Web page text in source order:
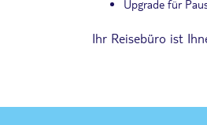
Upgrade für
Ihr Reisebüro ist